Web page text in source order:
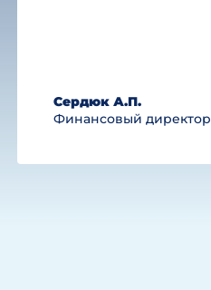
Сердюк А.П.
Финансовый директор